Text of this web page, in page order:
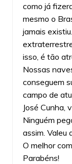
como já
mesmo o
jamais
isso, é tão
Nossas
conseguem
campo de
José Cunha,
Ninguém
assim. Valeu
O melhor
Parabéns!